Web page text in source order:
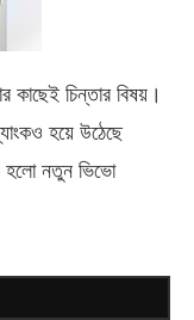
কাছেই চিন্তার বিষয়।
হয়ে উঠেছে
হলো নতুন ভিভো